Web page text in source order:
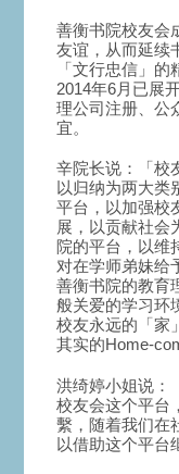
善衡书院校友会
友谊，从而延续
「文行忠信」
2014年6月已展
理公司注册、公
宜。
辛院长说：「校
以归纳为两大类
平台，以加强校
展，以贡献社会
院的平台，以维
对在学师弟妹给
善衡书院的教育
般关爱的学习环
校友永远的「家
其实的Home-
洪绮婷小姐说：
校友会这个平台
繫，随着我们在
以借助这个平台